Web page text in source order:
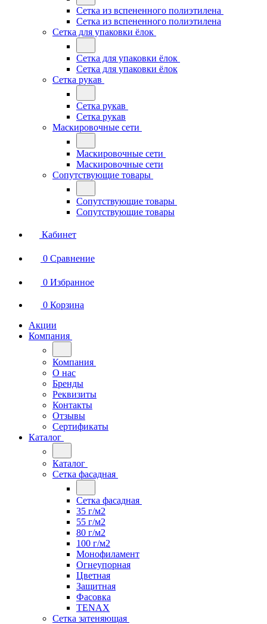
Сетка из вспененного полиэтилена
Сетка из вспененного полиэтилена
Сетка для упаковки ёлок
Сетка для упаковки ёлок
Сетка для упаковки ёлок
Сетка рукав
Сетка рукав
Сетка рукав
Маскировочные сети
Маскировочные сети
Маскировочные сети
Сопутствующие товары
Сопутствующие товары
Сопутствующие товары
Кабинет
0 Сравнение
0 Избранное
0 Корзина
Акции
Компания
Компания
О нас
Бренды
Реквизиты
Контакты
Отзывы
Сертификаты
Каталог
Каталог
Сетка фасадная
Сетка фасадная
35 г/м2
55 г/м2
80 г/м2
100 г/м2
Монофиламент
Огнеупорная
Цветная
Защитная
Фасовка
TENAX
Сетка затеняющая